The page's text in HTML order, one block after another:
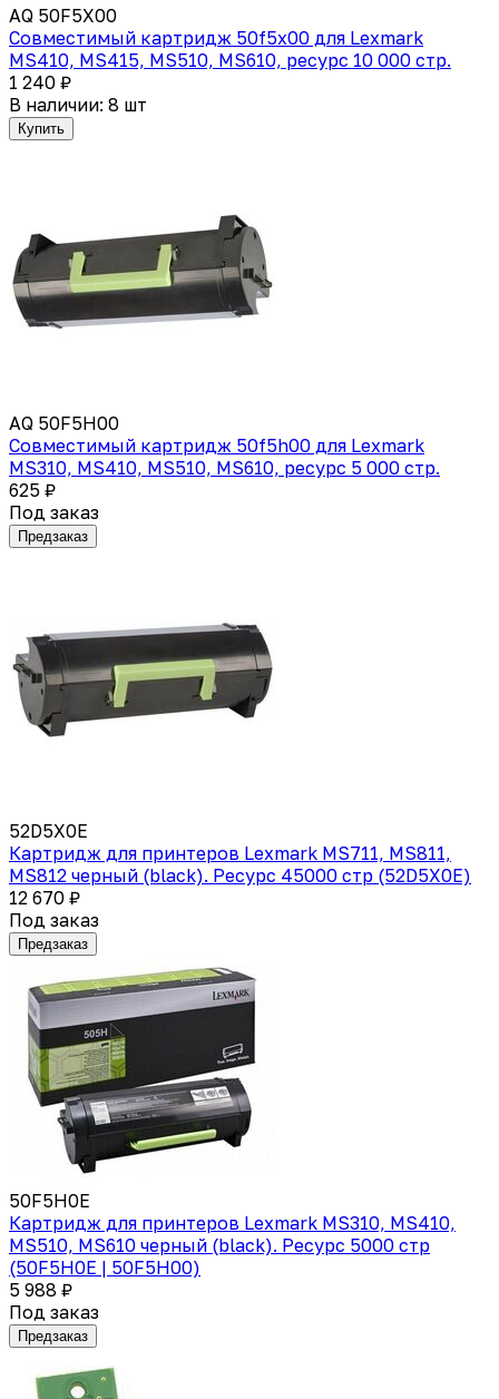
AQ 50F5X00
Совместимый картридж 50f5x00 для Lexmark
MS410, MS415, MS510, MS610, ресурс 10 000 стр.
1 240 ₽
В наличии: 8 шт
Купить
AQ 50F5H00
Совместимый картридж 50f5h00 для Lexmark
MS310, MS410, MS510, MS610, ресурс 5 000 стр.
625 ₽
Под заказ
Предзаказ
52D5X0E
Картридж для принтеров Lexmark MS711, MS811,
MS812 черный (black). Ресурс 45000 стр (52D5X0E)
12 670 ₽
Под заказ
Предзаказ
50F5H0E
Картридж для принтеров Lexmark MS310, MS410,
MS510, MS610 черный (black). Ресурс 5000 стр
(50F5H0E | 50F5H00)
5 988 ₽
Под заказ
Предзаказ